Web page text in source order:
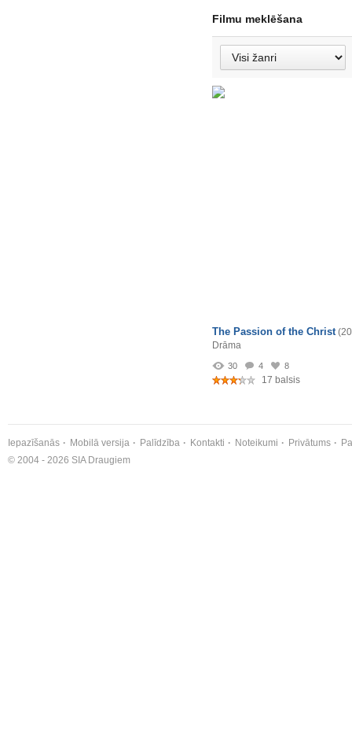
Filmu meklēšana
The Passion of the Christ
Drāma
30 4 8
17 balsis
Iepazīšanās Mobilā versija Palīdzība Kontakti Noteikumi Privātums
© 2004 - 2026 SIA Draugiem